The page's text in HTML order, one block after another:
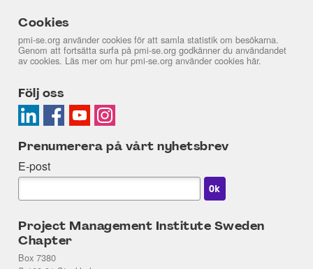
Cookies
pmi-se.org använder cookies för att samla statistik om besökarna.
Genom att fortsätta surfa på pmi-se.org godkänner du användandet
av cookies. Läs mer om hur pmi-se.org använder cookies här.
Följ oss
Prenumerera på vårt nyhetsbrev
E-post
Project Management Institute Sweden
Chapter
Box 7380